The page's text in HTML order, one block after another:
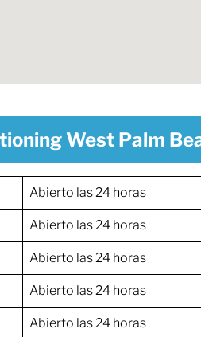
West Palm
Abierto las 24 horas
Abierto las 24 horas
Abierto las 24 horas
Abierto las 24 horas
Abierto las 24 horas